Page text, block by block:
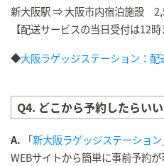
新大阪駅 ⇒ 大阪市内宿泊施設
【配送サービスの当日受付は12時
◆大阪ラゲッジステーション：配
Q4. どこから予約したらい
A. 「新大阪ラゲッジステーション
WEBサイトから簡単に事前予約